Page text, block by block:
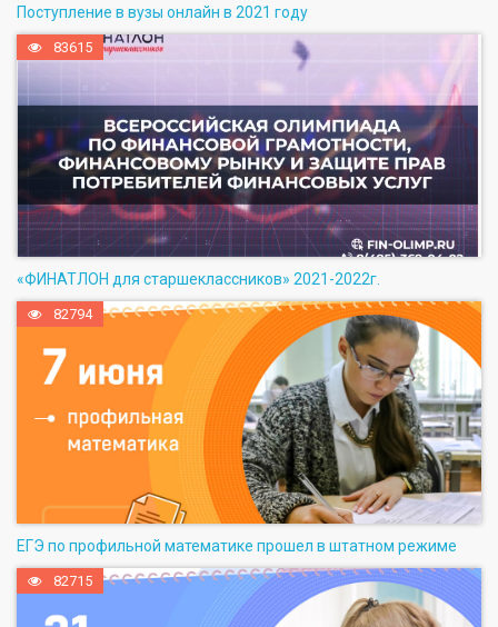
Поступление в вузы онлайн в 2021 году
83615
«ФИНАТЛОН для старшеклассников» 2021-2022г.
82794
ЕГЭ по профильной математике прошел в штатном режиме
82715